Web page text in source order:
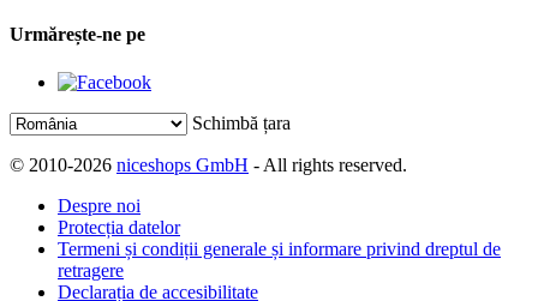
Urmărește-ne pe
Schimbă țara
© 2010-2026 niceshops GmbH - All rights reserved.
Despre noi
Protecția datelor
Termeni și condiții generale și informare privind dreptul de
retragere
Declarația de accesibilitate